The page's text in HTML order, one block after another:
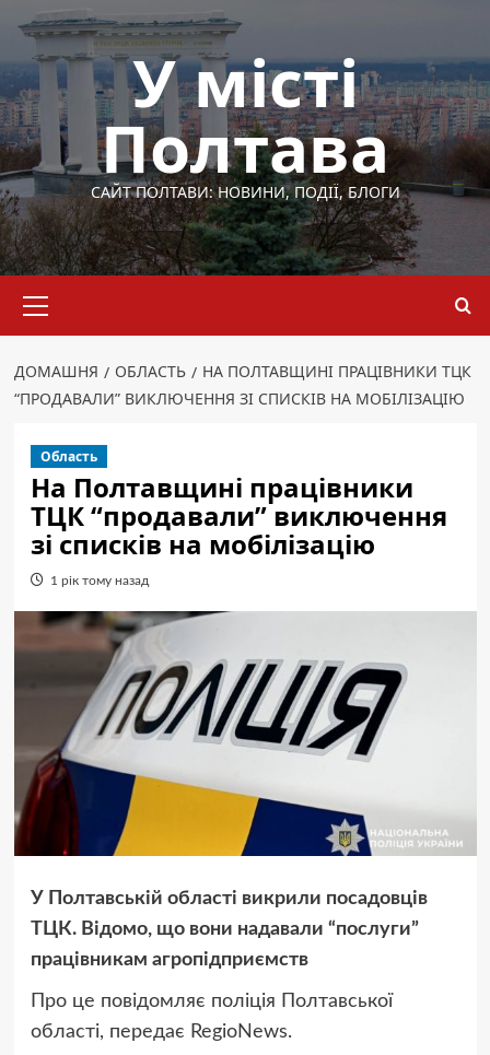
Перейти
вмісту
У місті
Полтава
САЙТ ПОЛТАВИ: НОВИНИ, ПОДІЇ, БЛОГИ
меню
ДОМАШНЯ ОБЛАСТЬ
НА ПОЛТАВЩИНІ ПРАЦІВНИКИ ТЦК
“ПРОДАВАЛИ” ВИКЛЮЧЕННЯ ЗІ СПИСКІВ НА МОБІЛІЗАЦІЮ
Область
На Полтавщині працівники
ТЦК “продавали” виключення
зі списків на мобілізацію
1 рік тому назад
У Полтавській області викрили посадовців
ТЦК. Відомо, що вони надавали “послуги”
працівникам агропідприємств
Про це повідомляє поліція Полтавської
області, передає RegioNews.